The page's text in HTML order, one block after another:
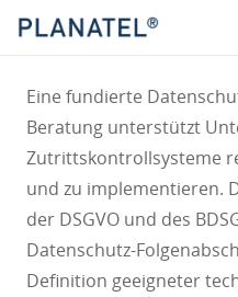
Eine fundierte
Beratung unterstützt
Zutrittskontrollsysteme
und zu implementieren.
der DSGVO und des
Datenschutz-
Definition geeigneter